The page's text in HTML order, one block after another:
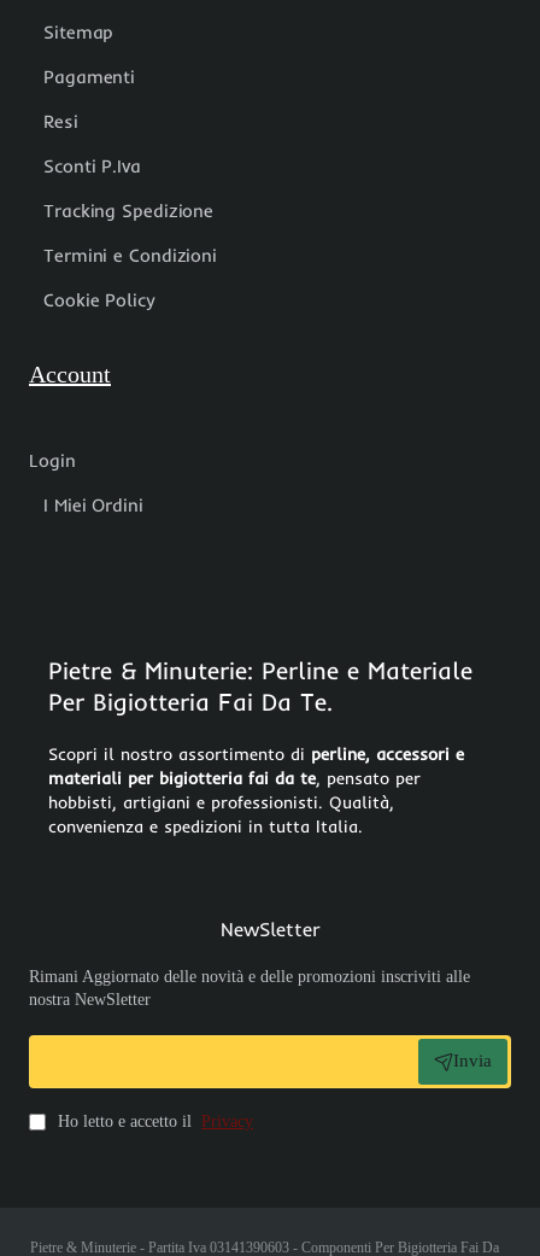
Sitemap
Pagamenti
Resi
Sconti P.Iva
Tracking Spedizione
Termini e Condizioni
Cookie Policy
Account
Login
I Miei Ordini
Pietre & Minuterie: Perline e Materiale
Per Bigiotteria Fai Da Te.
Scopri il nostro assortimento di perline, accessori e
materiali per bigiotteria fai da te, pensato per
hobbisti, artigiani e professionisti. Qualità,
convenienza e spedizioni in tutta Italia.
NewSletter
Rimani Aggiornato delle novità e delle promozioni inscriviti alle
nostra NewSletter
Invia
Ho letto e accetto il Privacy
Pietre & Minuterie - Partita Iva 03141390603 - Componenti Per Bigiotteria Fai Da